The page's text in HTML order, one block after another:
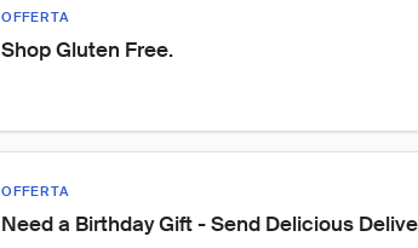
OFFERTA
Shop Gluten Free.
OFFERTA
Need a Birthday Gift - Send Delicious